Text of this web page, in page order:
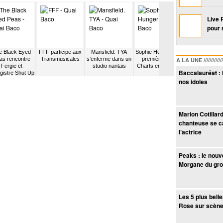
Black Eyed
rencontre
Fergie et
Shut Up
FFF participe aux
Transmusicales
Mansfield. TYA
s’enferme dans un
studio nantais
Sophie Hunger est
première des
Charts en Suisse
Reckless
Gossip Girl
Live
pour
A LA UNE
Baccalauréat :
nos idoles
Marion
chanteuse se
l’actrice
Peaks : le
Morgane du
Les 5 plus
Rose sur scène